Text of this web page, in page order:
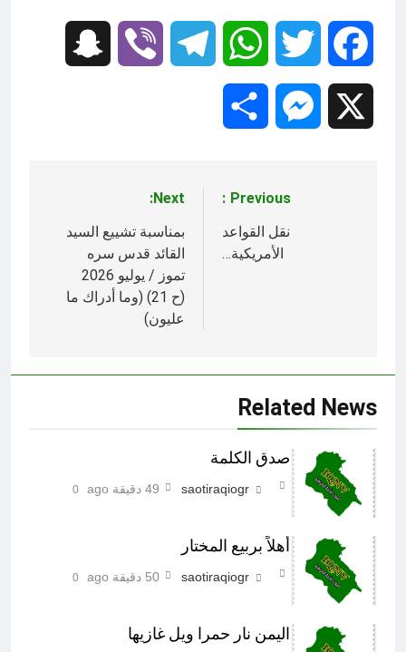
Facebook
Twitter
WhatsApp
Telegram
Viber
Messenger
المقالات
Previous:
نقل القواعد
الأمريكية…
Next:
بمناسبة تشييع السيد
القائد قدس سره
تموز / يوليو 2026
(ح 21) (وما أدراك ما
عليون)
Related News
صدق الكلمة
saotiraqiogr 49 دقيقة ago 0
أهلاً بربيع المختار
saotiraqiogr 50 دقيقة ago 0
اليمن نار حمرا ويل غازيها